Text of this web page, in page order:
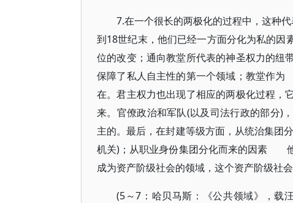
7.在一个很长的两极化的过程中，这种
到18世纪末，他们已经一方面分化为私的因
位的改变；通向教堂所代表的神圣权力的纽
保障了私人自主性的第一个领域；教堂作
在。君主权力也出现了相应的两极化过程，
来。官僚政治和军队(以及司法行政的部分)
主的。最后，在封建等级方面，从统治集团
机关)；从职业身份集团分化而来的因素
成为资产阶级社会的领域，这个资产阶级社
(5～7：哈贝马斯：《公共领域》，载